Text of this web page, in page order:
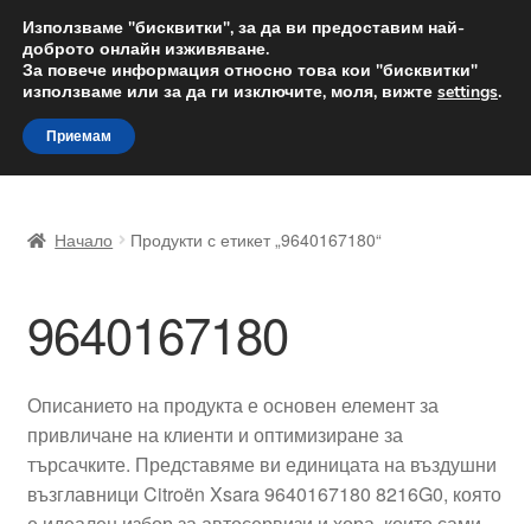
ДОСТАВКА от 12 лв.
Доставка по целия свят
Skip
to
navigation
Skip
to
content
Доставка по целия свят
Жалби
Количка
Контакт
Начало Продукти с етикет „9640167180“
9640167180
Описанието на продукта е основен елемент за
привличане на клиенти и оптимизиране за
търсачките. Представяме ви единицата на въздушни
възглавници Citroën Xsara 9640167180 8216G0, която
Използваме "бисквитки", за да ви предоставим най-
доброто онлайн изживяване.
За повече информация относно това кои "бисквитки"
използваме или за да ги изключите, моля, вижте settings.
Приемам